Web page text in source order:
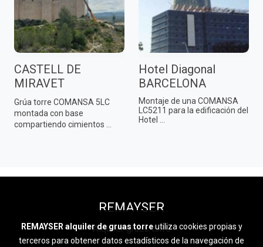
CASTELL DE
MIRAVET
Grúa torre COMANSA 5LC
montada con base
compartiendo cimientos ...
Hotel Diagonal
BARCELONA
Montaje de una COMANSA
LC5211 para la edificación del
Hotel ...
REMAYSER
Alquiler grúas torre
REMAYSER alquiler de gruas torreutiliza cookies propias y
terceros para obtener datos estadísticos de la navegación de